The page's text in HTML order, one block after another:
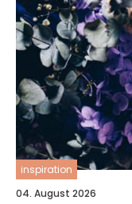
inspiration
04. August 2026